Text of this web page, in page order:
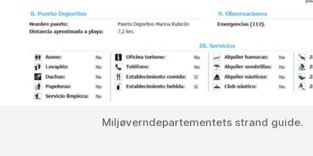
Miljøverndepartementets strand guide.